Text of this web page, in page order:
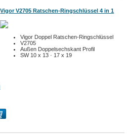
Vigor V2705 Ratschen-Ringschlüssel 4 in 1
Vigor Doppel Ratschen-Ringschlüssel
V2705
Außen Doppelsechskant Profil
SW 10 x 13 · 17 x 19